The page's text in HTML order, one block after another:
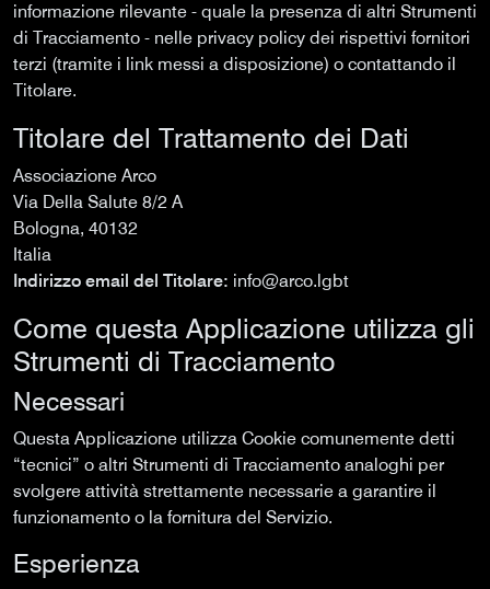
informazione rilevante - quale la presenza di altri Strumenti
di Tracciamento - nelle privacy policy dei rispettivi fornitori
terzi (tramite i link messi a disposizione) o contattando il
Titolare.
Titolare del Trattamento dei Dati
Associazione Arco
Via Della Salute 8/2 A
Bologna, 40132
Italia
Indirizzo email del Titolare: info@arco.lgbt
Come questa Applicazione utilizza gli
Strumenti di Tracciamento
Necessari
Questa Applicazione utilizza Cookie comunemente detti
“tecnici” o altri Strumenti di Tracciamento analoghi per
svolgere attività strettamente necessarie a garantire il
funzionamento o la fornitura del Servizio.
Esperienza